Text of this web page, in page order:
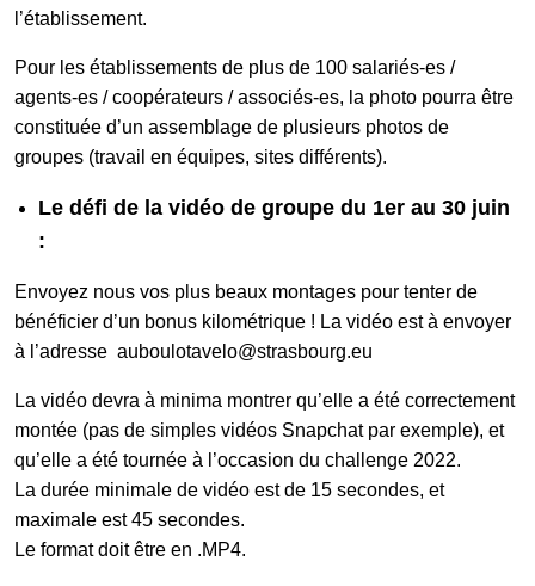
l’établissement.
Pour les établissements de plus de 100 salariés-es /
agents-es / coopérateurs / associés-es, la photo pourra être
constituée d’un assemblage de plusieurs photos de
groupes (travail en équipes, sites différents).
Le défi de la vidéo de groupe du 1er au 30 juin
:
Envoyez nous vos plus beaux montages pour tenter de
bénéficier d’un bonus kilométrique ! La vidéo est à envoyer
à l’adresse auboulotavelo@strasbourg.eu
La vidéo devra à minima montrer qu’elle a été correctement
montée (pas de simples vidéos Snapchat par exemple), et
qu’elle a été tournée à l’occasion du challenge 2022.
La durée minimale de vidéo est de 15 secondes, et
maximale est 45 secondes.
Le format doit être en .MP4.